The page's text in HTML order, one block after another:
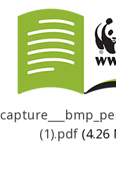
Thumbnail
(1).pdf (4.26